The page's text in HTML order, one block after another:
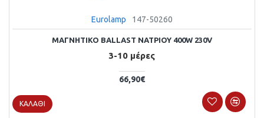
Eurolamp 147-50260
ΜΑΓΝΗΤΙΚΟ BALLAST ΝΑΤΡΙΟΥ 400W 230V
3-10 μέρες
66,90€
ΚΑΛΆΘΙ